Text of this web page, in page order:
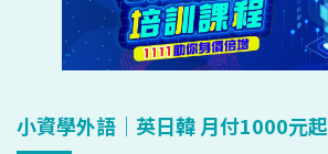
小資學外語｜英日韓 月付1000元起